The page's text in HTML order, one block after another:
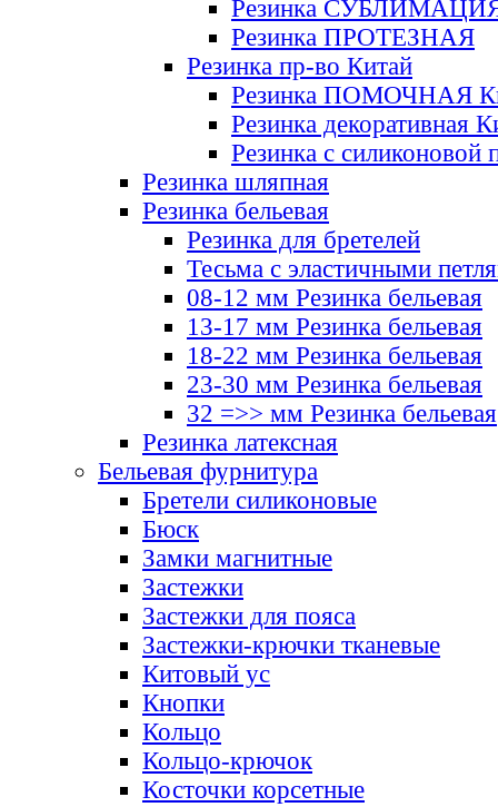
Резинка
Резинка ПРОТЕЗНАЯ
Резинка пр-во Китай
Резинка ПОМОЧНАЯ
Резинка декоративная
Резинка с силиконовой
Резинка шляпная
Резинка бельевая
Резинка для бретелей
Тесьма с эластичными
08-12 мм Резинка бельевая
13-17 мм Резинка бельевая
18-22 мм Резинка бельевая
23-30 мм Резинка бельевая
32 =>> мм Резинка бельевая
Резинка латексная
Бельевая фурнитура
Бретели силиконовые
Бюск
Замки магнитные
Застежки
Застежки для пояса
Застежки-крючки тканевые
Китовый ус
Кнопки
Кольцо
Кольцо-крючок
Косточки корсетные